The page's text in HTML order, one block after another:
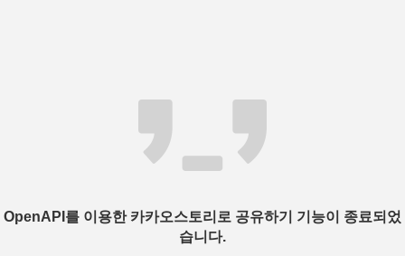
OpenAPI를 이용한 카카오스토리로 공유하기 기능이 종료되었
습니다.